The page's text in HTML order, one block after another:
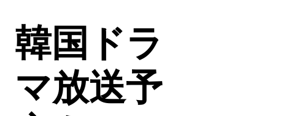
韓国ドラ
マ放送予